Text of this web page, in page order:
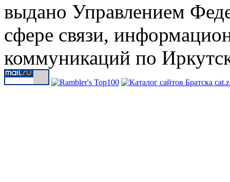
выдано Управлением
сфере связи,
коммуникаций по